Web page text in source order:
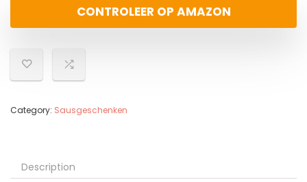
CONTROLEER OP AMAZON
Category: Sausgeschenken
Description